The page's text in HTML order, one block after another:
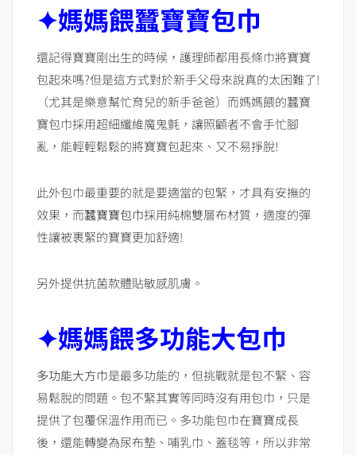
✦媽媽餵蠶寶寶包巾
還記得寶寶剛出生的時候，護理師都用長條巾將寶寶
包起來嗎?但是這方式對於新手父母來說真的太困難了!
（尤其是樂意幫忙育兒的新手爸爸）而媽媽餵的蠶寶
寶包巾採用超細纖維魔鬼氈，讓照顧者不會手忙腳
亂，能輕輕鬆鬆的將寶寶包起來、又不易掙脫!
此外包巾最重要的就是要適當的包緊，才具有安撫的
效果，而蠶寶寶包巾採用純棉雙層布材質，適度的彈
性讓被裹緊的寶寶更加舒適!
另外提供抗菌款體貼敏感肌膚。
✦媽媽餵多功能大包巾
多功能大方巾是最多功能的，但挑戰就是包不緊、容
易鬆脫的問題。包不緊其實等同時沒有用包巾，只是
提供了包覆保溫作用而已。多功能包巾在寶寶成長
後，還能轉變為尿布墊、哺乳巾、蓋毯等，所以非常